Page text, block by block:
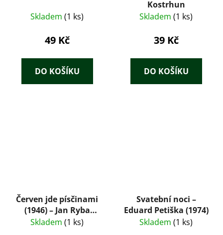
Skladem (1 ks)
49 Kč
DO KOŠÍKU
Kostrhun
Skladem (1 ks)
39 Kč
DO KOŠÍKU
Červen jde písčinami
(1946) – Jan Ryba
(ilustrace Josef Istler)
Skladem (1 ks)
Svatební noci –
Eduard Petiška (1974)
Skladem (1 ks)